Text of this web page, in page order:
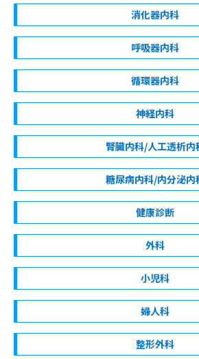
消化器内科
呼吸器内科
循環器内科
神経内科
腎臓内科/人工透析内
糖尿病内科/内分泌内
健康診断
外科
小児科
婦人科
整形外科